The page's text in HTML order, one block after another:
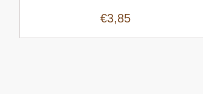
€3,85